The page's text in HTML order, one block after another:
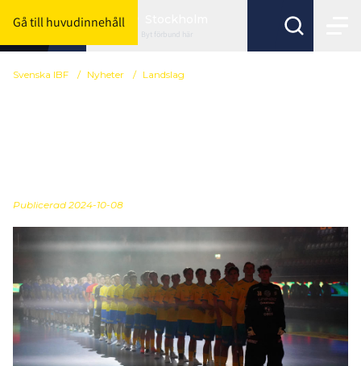
Gå till huvudinnehåll
Byt förbund här
Svenska IBF / Nyheter / Landslag
Publicerad 2024-10-08